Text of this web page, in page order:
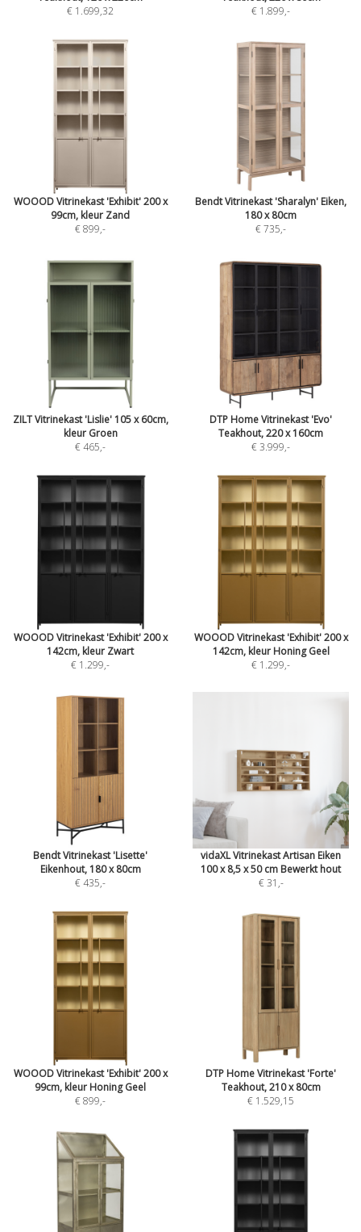
€ 1.699,32
€ 1.899,-
WOOOD Vitrinekast 'Exhibit' 200 x
99cm, kleur Zand
€ 899,-
Bendt Vitrinekast 'Sharalyn' Eiken,
180 x 80cm
€ 735,-
ZILT Vitrinekast 'Lislie' 105 x 60cm,
kleur Groen
€ 465,-
DTP Home Vitrinekast 'Evo'
Teakhout, 220 x 160cm
€ 3.999,-
WOOOD Vitrinekast 'Exhibit' 200 x
142cm, kleur Zwart
€ 1.299,-
WOOOD Vitrinekast 'Exhibit' 200 x
142cm, kleur Honing Geel
€ 1.299,-
Bendt Vitrinekast 'Lisette'
Eikenhout, 180 x 80cm
€ 435,-
vidaXL Vitrinekast Artisan Eiken
100 x 8,5 x 50 cm Bewerkt hout
€ 31 ,-
WOOOD Vitrinekast 'Exhibit' 200 x
99cm, kleur Honing Geel
€ 899,-
DTP Home Vitrinekast 'Forte'
Teakhout, 210 x 80cm
€ 1.529,15